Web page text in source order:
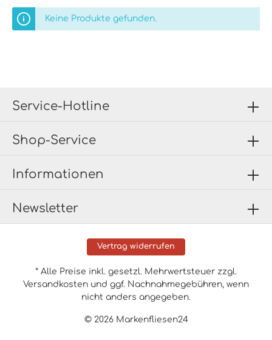
Keine Produkte gefunden.
Newsletter
Service-Hotline
Shop-Service
Informationen
Vertrag widerrufen
© 2026 Markenfliesen24
* Alle Preise inkl. gesetzl. Mehrwertsteuer zzgl.
Versandkosten und ggf. Nachnahmegebühren, wenn
nicht anders angegeben.